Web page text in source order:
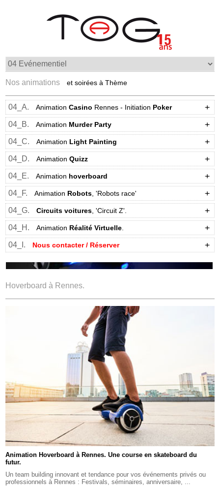
Nos animations et soirées à Thème
04_A. AnimationCasino Rennes - Initiation Poker
04_B. Animation Murder Party
04_C. Animation Light Painting
04_D. AnimationQuizz
04_E. Animation hoverboard
04_F. Animation Robots, 'Robots race'
04_G. Circuits voitures, 'Circuit Z'.
04_H. Animation Réalité Virtuelle.
04_I. Nous contacter / Réserver
Hoverboard à Rennes.
Animation Hoverboard à Rennes. Une course en skateboard du
futur.
Un team building innovant et tendance pour vos événements privés ou
professionnels à Rennes : Festivals, séminaires, anniversaire, ...